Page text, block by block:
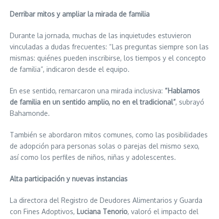
Derribar mitos y ampliar la mirada de familia
Durante la jornada, muchas de las inquietudes estuvieron
vinculadas a dudas frecuentes: “Las preguntas siempre son las
mismas: quiénes pueden inscribirse, los tiempos y el concepto
de familia”, indicaron desde el equipo.
En ese sentido, remarcaron una mirada inclusiva: “Hablamos
de familia en un sentido amplio, no en el tradicional”, subrayó
Bahamonde.
También se abordaron mitos comunes, como las posibilidades
de adopción para personas solas o parejas del mismo sexo,
así como los perfiles de niños, niñas y adolescentes.
Alta participación y nuevas instancias
La directora del Registro de Deudores Alimentarios y Guarda
con Fines Adoptivos, Luciana Tenorio, valoró el impacto del